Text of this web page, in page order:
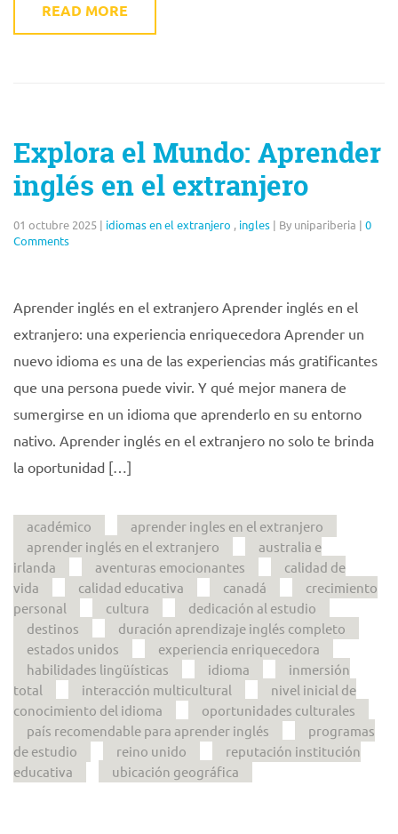
READ MORE
Explora el Mundo: Aprender
inglés en el extranjero
01 octubre 2025 | idiomas en el extranjero , ingles | By unipariberia | 0
Comments
Aprender inglés en el extranjero Aprender inglés en el
extranjero: una experiencia enriquecedora Aprender un
nuevo idioma es una de las experiencias más gratificantes
que una persona puede vivir. Y qué mejor manera de
sumergirse en un idioma que aprenderlo en su entorno
nativo. Aprender inglés en el extranjero no solo te brinda
la oportunidad […]
académico
aprender ingles en el extranjero
aprender inglés en el extranjero
australia e
irlanda
aventuras emocionantes
calidad de
vida
calidad educativa canadá
crecimiento
personal
cultura
dedicación al estudio
destinos
duración aprendizaje inglés completo
estados unidos
experiencia enriquecedora
habilidades lingüísticas
idioma
inmersión
total
interacción multicultural
nivel inicial de
conocimiento del idioma
oportunidades culturales
país recomendable para aprender inglés
programas
de estudio
reino unido
reputación institución
educativa
ubicación geográfica